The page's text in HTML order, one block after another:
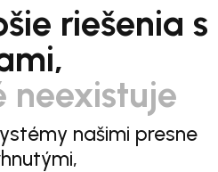
riešenia s
neexistuje
našimi presne